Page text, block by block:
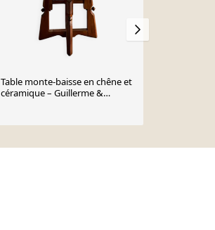
Table monte-baisse en chêne et
céramique – Guillerme &